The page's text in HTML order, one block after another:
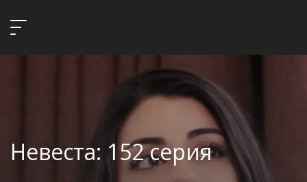
Невеста: 152 серия